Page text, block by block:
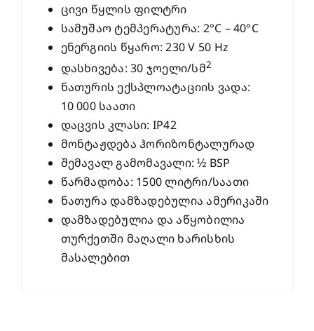
ცივი წყლის ფილტრი
სამუშაო ტემპერატურა: 2°C – 40°C
ენერგიის წყარო: 230 V 50 Hz
დასხივება: 30 ჯოელი/სმ2
ნათურის ექსპლოატაციის ვადა:
10 000 საათი
დაცვის კლასი: IP42
მონტაჟდება ჰორიზონტალურად
შემავალ გამომავალი: ½ BSP
წარმადობა: 1500 ლიტრი/საათი
ნათურა დამზადებულია ამერიკაში
დამზადებულია და აწყობილია
თურქეთში მაღალი ხარისხის
მასალებით